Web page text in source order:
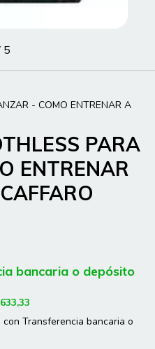
5
- COMO ENTRENAR A
PARA
ENTRENAR
bancaria o depósito
con Transferencia bancaria o